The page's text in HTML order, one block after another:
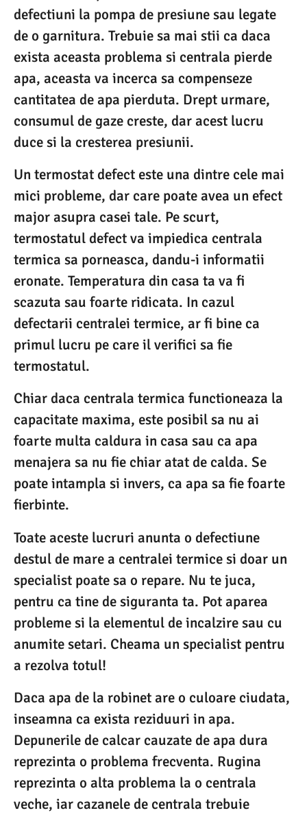
defectiuni la pompa de presiune sau legate
de o garnitura. Trebuie sa mai stii ca daca
exista aceasta problema si centrala pierde
apa, aceasta va incerca sa compenseze
cantitatea de apa pierduta. Drept urmare,
consumul de gaze creste, dar acest lucru
duce si la cresterea presiunii.
Un termostat defect este una dintre cele mai
mici probleme, dar care poate avea un efect
major asupra casei tale. Pe scurt,
termostatul defect va impiedica centrala
termica sa porneasca, dandu-i informatii
eronate. Temperatura din casa ta va fi
scazuta sau foarte ridicata. In cazul
defectarii centralei termice, ar fi bine ca
primul lucru pe care il verifici sa fie
termostatul.
Chiar daca centrala termica functioneaza la
capacitate maxima, este posibil sa nu ai
foarte multa caldura in casa sau ca apa
menajera sa nu fie chiar atat de calda. Se
poate intampla si invers, ca apa sa fie foarte
fierbinte.
Toate aceste lucruri anunta o defectiune
destul de mare a centralei termice si doar un
specialist poate sa o repare. Nu te juca,
pentru ca tine de siguranta ta. Pot aparea
probleme si la elementul de incalzire sau cu
anumite setari. Cheama un specialist pentru
a rezolva totul!
Daca apa de la robinet are o culoare ciudata,
inseamna ca exista reziduuri in apa.
Depunerile de calcar cauzate de apa dura
reprezinta o problema frecventa. Rugina
reprezinta o alta problema la o centrala
veche, iar cazanele de centrala trebuie